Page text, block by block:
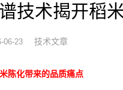
技术揭开稻
06-23 技术文章
陈化带来的品质痛点